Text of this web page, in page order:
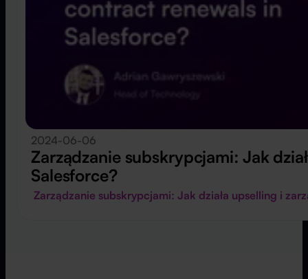
2024-06-06
Zarządzanie subskrypcjami: Jak
Salesforce?
Zarządzanie subskrypcjami: Jak działa upselling i